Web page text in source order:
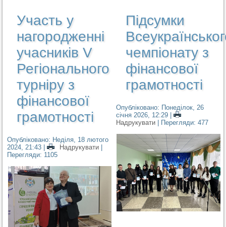
Участь у
нагородженні
учасників V
Регіонального
турніру з
фінансової
грамотності
Опубліковано: Неділя, 18 лютого
2024, 21:43 | Надрукувати
Перегляди: 1105
Підсумки
чемпіонату з
фінансової
грамотності
Опубліковано: Понеділок, 26
січня 2026, 12:29|
Надрукувати
| Перегляди: 477